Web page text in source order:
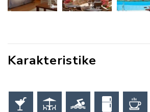
Karakteristike